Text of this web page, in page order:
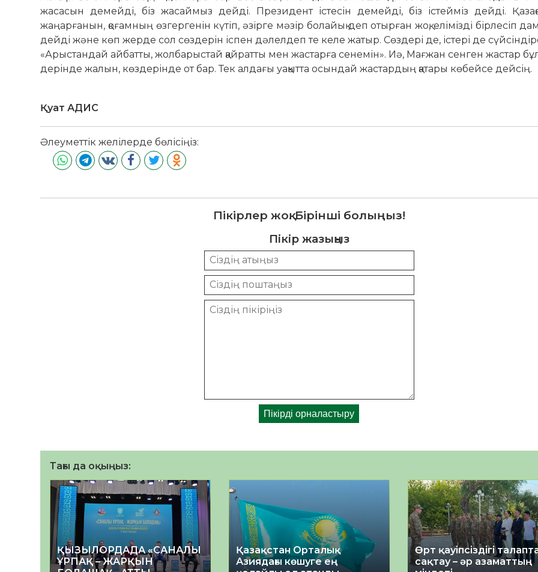
жасасын демейді, біз жасаймыз дейді. Президент істесін демейді, біз істейміз дейді.
жаңарғанын, қоғамның өзгергенін күтіп, әзірге мәзір болайық деп отырған жоқ, елімізді бірлесіп
дейді және көп жерде сол сөздерін іспен дәлелдеп те келе жатыр. Сөздері де, істері де
«Арыстандай айбатты, жолба­рыс­тай қайратты мен жастарға сенемін». Иә, Мағжан сенген жастар
дерінде жалын, көздерінде от бар. Тек алдағы уақытта осындай жастардың қатары көбейсе дейсің.
Қуат АДИС
Әлеуметтік желілерде бөлісіңіз:
Пікірлер жоқ. Бірінші болыңыз!
Пікір жазыңыз
Тағы да оқыңыз:
ҚЫЗЫЛОРДАДА «САНАЛЫ
ҰРПАҚ – ЖАРҚЫН
Қазақстан Орталық
Азиядағы көшуге ең
Өрт қауіпсіздігі
сақтау – әр азаматтың